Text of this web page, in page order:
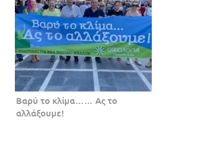
Βαρύ το κλίμα…… Ας το
αλλάξουμε!